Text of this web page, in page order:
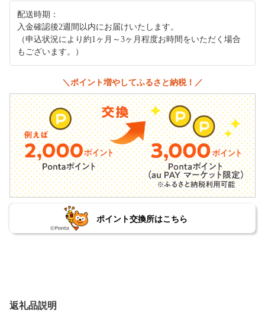
配送時期：
入金確認後2週間以内にお届けいたします。
（申込状況により約1ヶ月～3ヶ月程度お時間をいただく場合
もございます。）
＼ポイント増やしてふるさと納税！／
ポイント交換所はこちら
返礼品説明